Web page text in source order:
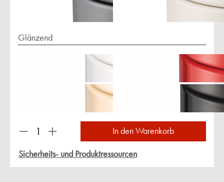
Glänzend
Produkt Anzahl: Gib den gewünschten Wert
In den Warenkorb
Sicherheits- und Produktressourcen